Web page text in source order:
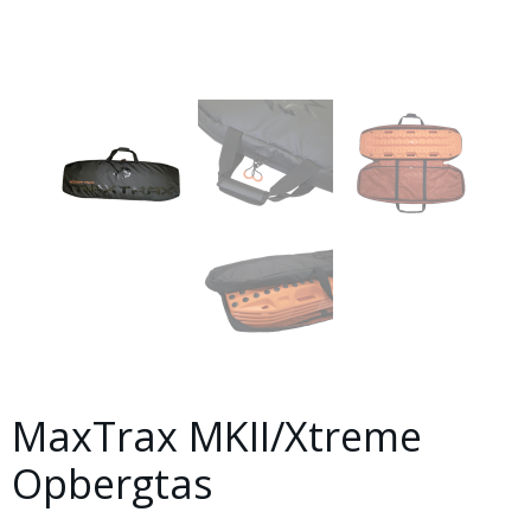
MaxTrax MKII/Xtreme
Opbergtas